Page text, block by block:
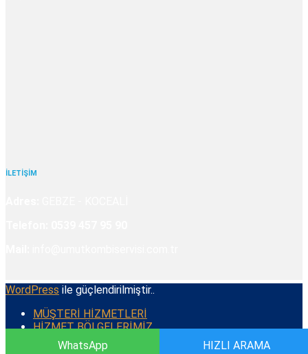
İLETİŞİM
WordPress ile güçlendirilmiştir..
MÜŞTERİ HİZMETLERİ
HİZMET BÖLGELERİMİZ
UMUT KOMBİ SERVİSİ . Tüm Hakları Saklıdır.
WhatsApp HIZLI ARAMA